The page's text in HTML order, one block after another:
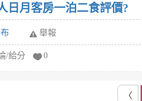
日月客房一泊二食評價?
舉報
/給分 0
〈